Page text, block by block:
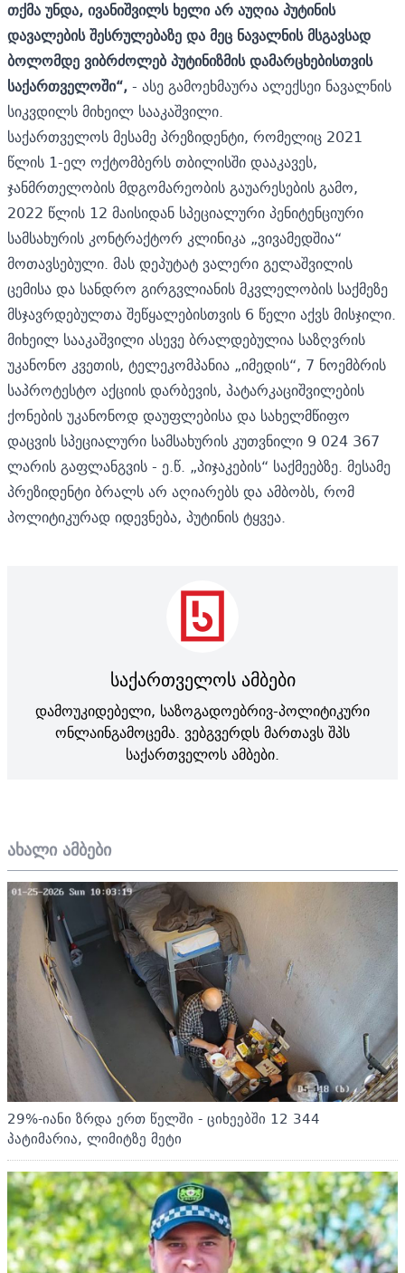
ახალი ამბები
29%-იანი ზრდა ერთ წელში - ციხეებში 12 344
პატიმარია, ლიმიტზე მეტი
თქმა უნდა, ივანიშვილს ხელი არ აუღია პუტინის
დავალების შესრულებაზე და მეც ნავალნის მსგავსად
ბოლომდე ვიბრძოლებ პუტინიზმის დამარცხებისთვის
საქართველოში“,- ასე გამოეხმაურა ალექსეი ნავალნის
სიკვდილს მიხეილ სააკაშვილი.
საქართველოს მესამე პრეზიდენტი, რომელიც 2021
წლის 1-ელ ოქტომბერს თბილისში დააკავეს,
ჯანმრთელობის მდგომარეობის გაუარესების გამო,
2022 წლის 12 მაისიდან სპეციალური პენიტენციური
სამსახურის კონტრაქტორ კლინიკა „ვივამედშია“
მოთავსებული. მას დეპუტატ ვალერი გელაშვილის
ცემისა და სანდრო გირგვლიანის მკვლელობის საქმეზე
მსჯავრდებულთა შეწყალებისთვის 6 წელი აქვს მისჯილი.
მიხეილ სააკაშვილი ასევე ბრალდებულია საზღვრის
უკანონო კვეთის, ტელეკომპანია „იმედის“, 7 ნოემბრის
საპროტესტო აქციის დარბევის, პატარკაციშვილების
ქონების უკანონოდ დაუფლებისა და სახელმწიფო
დაცვის სპეციალური სამსახურის კუთვნილი 9 024 367
ლარის გაფლანგვის - ე.წ. „პიჯაკების“ საქმეებზე. მესამე
პრეზიდენტი ბრალს არ აღიარებს და ამბობს, რომ
პოლიტიკურად იდევნება, პუტინის ტყვეა.
საქართველოს ამბები
დამოუკიდებელი, საზოგადოებრივ-პოლიტიკური
ონლაინგამოცემა. ვებგვერდს მართავს შპს
საქართველოს ამბები.